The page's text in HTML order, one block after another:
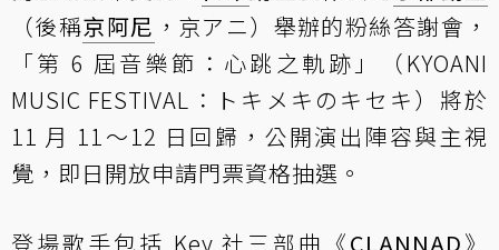
（後稱京阿尼 ，京アニ）舉辦的粉絲答謝會，
「第 6 屆音樂節：心跳之軌跡」（KYOANI
MUSIC FESTIVAL：トキメキのキセキ）將於
11 月 11～12 日回歸，公開演出陣容與主視
覺，即日開放申請門票資格抽選。
登場歌手包括 Key 社三部曲《CLANNAD》